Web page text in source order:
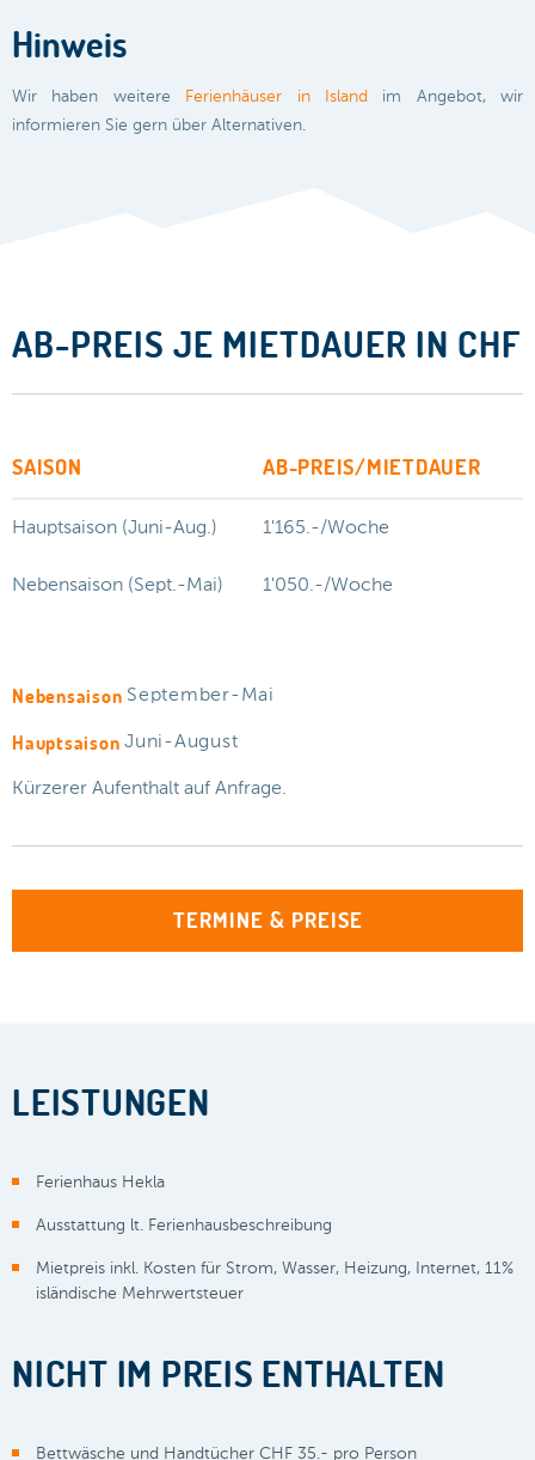
Hinweis
Wir haben weitere Ferienhäuser in Island im Angebot, wir
informieren Sie gern über Alternativen.
AB-PREIS JE MIETDAUER IN CHF
SAISON AB-PREIS/MIETDAUER
Hauptsaison (Juni-Aug.) 1'165.-/Woche
Nebensaison (Sept.-Mai) 1'050.-/Woche
Nebensaison September-Mai
Hauptsaison Juni-August
Kürzerer Aufenthalt auf Anfrage.
TERMINE & PREISE
LEISTUNGEN
Ferienhaus Hekla
Ausstattung lt. Ferienhausbeschreibung
Mietpreis inkl. Kosten für Strom, Wasser, Heizung, Internet, 11%
isländische Mehrwertsteuer
NICHT IM PREIS ENTHALTEN
Bettwäsche und Handtücher CHF 35.- pro Person